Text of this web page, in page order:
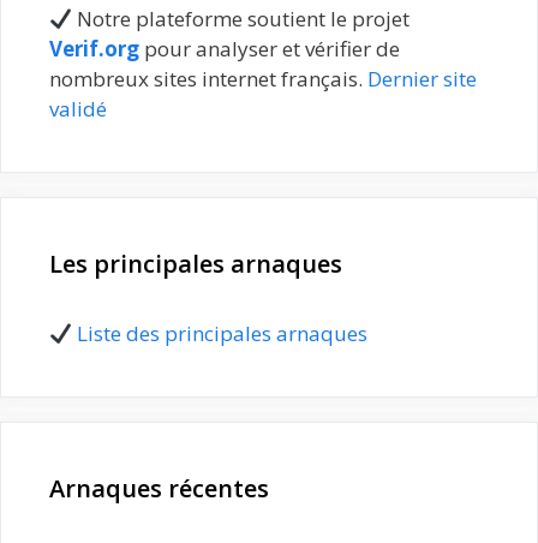
Notre plateforme soutient le projet
Verif.org pour analyser et vérifier de
nombreux sites internet français. Dernier site
validé
Les principales arnaques
Liste des principales arnaques
Arnaques récentes